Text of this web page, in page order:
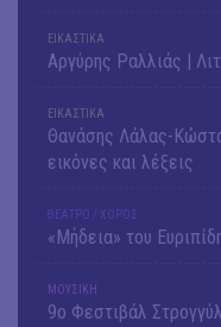
ΕΙΚΑΣΤΙΚΑ
Αργύρης Ραλλιάς |
ΕΙΚΑΣΤΙΚΑ
Θανάσης Λάλας-
εικόνες και λέξεις
ΘΕΑΤΡΟ / ΧΟΡΟΣ
«Μήδεια» του
ΜΟΥΣΙΚΗ
9o Φεστιβάλ